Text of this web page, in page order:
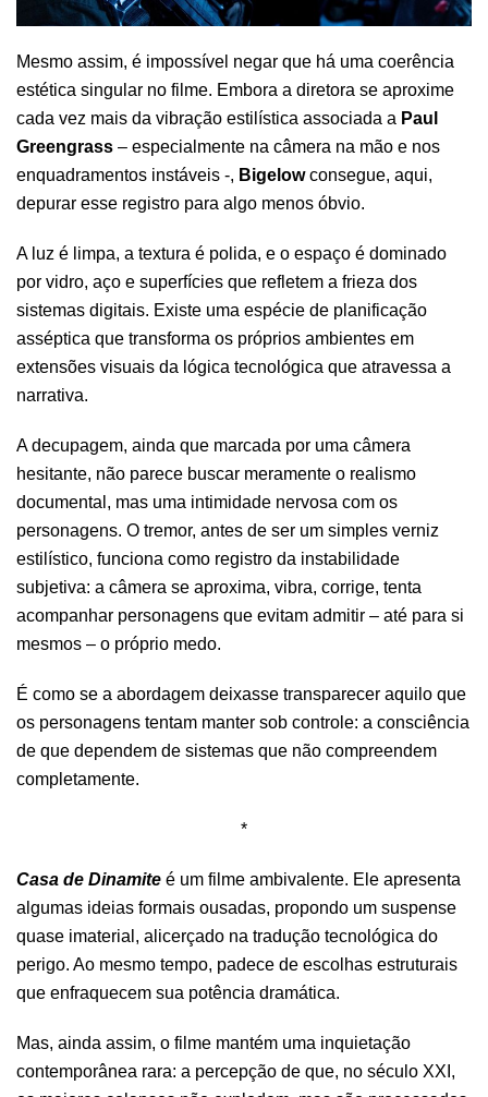
Mesmo assim, é impossível negar que há uma coerência
estética singular no filme. Embora a diretora se aproxime
cada vez mais da vibração estilística associada a Paul
Greengrass – especialmente na câmera na mão e nos
enquadramentos instáveis -, Bigelowconsegue, aqui,
depurar esse registro para algo menos óbvio.
A luz é limpa, a textura é polida, e o espaço é dominado
por vidro, aço e superfícies que refletem a frieza dos
sistemas digitais. Existe uma espécie de planificação
asséptica que transforma os próprios ambientes em
extensões visuais da lógica tecnológica que atravessa a
narrativa.
A decupagem, ainda que marcada por uma câmera
hesitante, não parece buscar meramente o realismo
documental, mas uma intimidade nervosa com os
personagens. O tremor, antes de ser um simples verniz
estilístico, funciona como registro da instabilidade
subjetiva: a câmera se aproxima, vibra, corrige, tenta
acompanhar personagens que evitam admitir – até para si
mesmos – o próprio medo.
É como se a abordagem deixasse transparecer aquilo que
os personagens tentam manter sob controle: a consciência
de que dependem de sistemas que não compreendem
completamente.
*
Casa de Dinamite é um filme ambivalente. Ele apresenta
algumas ideias formais ousadas, propondo um suspense
quase imaterial, alicerçado na tradução tecnológica do
perigo. Ao mesmo tempo, padece de escolhas estruturais
que enfraquecem sua potência dramática.
Mas, ainda assim, o filme mantém uma inquietação
contemporânea rara: a percepção de que, no século XXI,